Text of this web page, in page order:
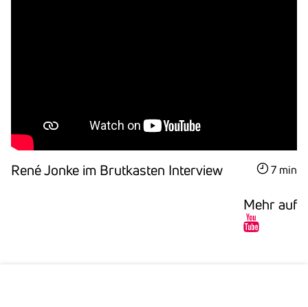
René Jonke im Brut­kasten Inter­view 7 min
Mehr auf